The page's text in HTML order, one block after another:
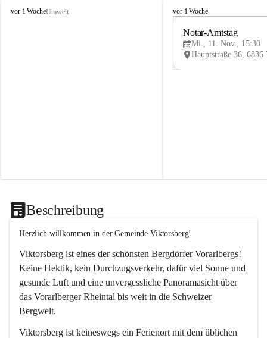
V
vor 1 WocheUmwelt
V
vor 1 Woche
Notar-Amtstag
Mi., 11. Nov., 15:30
Beschreibung
Herzlich willkommen in der Gemeinde Viktorsberg!
Viktorsberg ist eines der schönsten Bergdörfer Vorarlbergs!
Keine Hektik, kein Durchzugsverkehr, dafür viel Sonne und
gesunde Luft und eine unvergessliche Panoramasicht über
das Vorarlberger Rheintal bis weit in die Schweizer
Bergwelt.
Viktorsberg ist keineswegs ein Ferienort mit dem üblichen